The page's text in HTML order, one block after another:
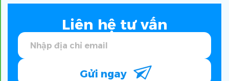
Liên hệ tư vấn
Gửi ngay